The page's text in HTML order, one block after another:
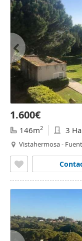
1.600€
146m2 3
Vistahermosa -